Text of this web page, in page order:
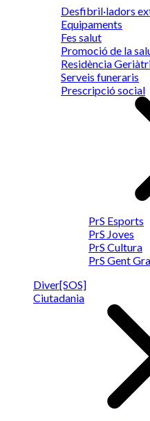
Desfibril·ladors
Equipaments
Fes salut
Promoció de la
Residència
Serveis funeraris
Prescripció social
PrS Esports
PrS Joves
PrS Cultura
PrS Gent
Diver[SOS]
Ciutadania